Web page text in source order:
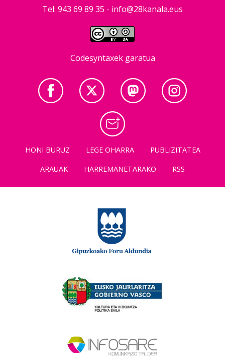
Tel: 943 69 89 35 - info@28kanala.eus
Codesyntaxek garatua
HONI BURUZ LEGE OHARRA
PUBLIZITATEA
ARAUAK
HARREMANETARAKO RSS